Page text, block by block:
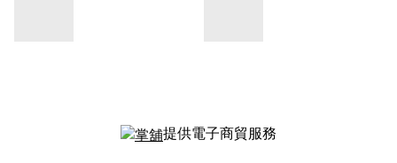
提供電子商貿服務